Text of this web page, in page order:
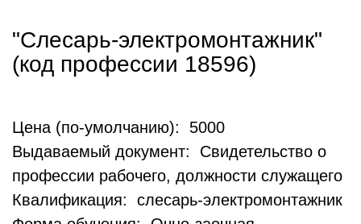
"Слесарь-электромонтажник"
(код профессии 18596)
Цена (по-умолчанию): 5000
Выдаваемый документ: Свидетельство о
профессии рабочего, должности служащего
Квалификация: слесарь-электромонтажник